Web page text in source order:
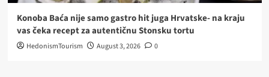
Konoba Baća nije samo gastro hit juga Hrvatske- na kraju
vas čeka recept za autentičnu Stonsku tortu
HedonismTourism August 3, 2026 0